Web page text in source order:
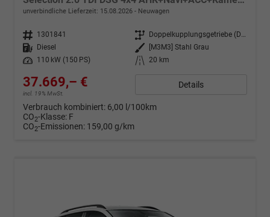
unverbindliche Lieferzeit: 15.08.2026 Neuwagen
Fahrzeugnr. 1301841 Getriebe
Doppelkupplungsgetriebe (DSG)
Kraftstoff
Diesel Außenfarbe
[M3M3] Stahl Grau
Leistung
110 kW (150 PS) Kilometerstand 20 km
37.669,– €
incl. 19% MwSt.
Details
Verbrauch kombiniert: 6,00 l/100km
CO2-Klasse: F
CO2-Emissionen: 159,00 g/km